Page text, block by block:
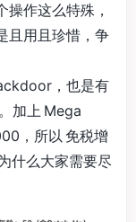
作这么特殊，
且用且珍惜，争
，也是有
加上 Mega
，所以 免税增
什么大家需要尽